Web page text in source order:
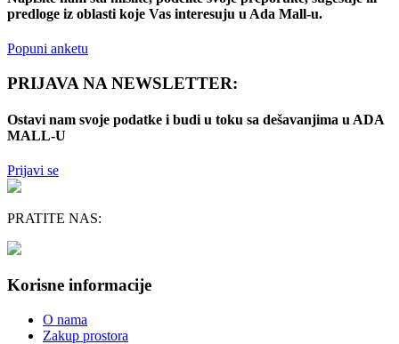
predloge iz oblasti koje Vas interesuju u Ada Mall-u.
Popuni anketu
PRIJAVA NA NEWSLETTER:
Ostavi nam svoje podatke i budi u toku sa dešavanjima u ADA
MALL-U
Prijavi se
PRATITE NAS:
Korisne informacije
O nama
Zakup prostora